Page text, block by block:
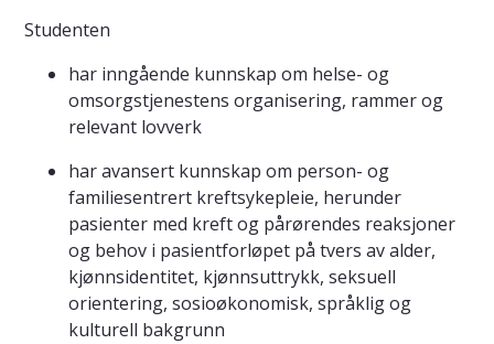
Studenten
har inngående kunnskap om helse- og
omsorgstjenestens organisering, rammer og
relevant lovverk
har avansert kunnskap om person- og
familiesentrert kreftsykepleie, herunder
pasienter med kreft og pårørendes reaksjoner
og behov i pasientforløpet på tvers av alder,
kjønnsidentitet, kjønnsuttrykk, seksuell
orientering, sosioøkonomisk, språklig og
kulturell bakgrunn